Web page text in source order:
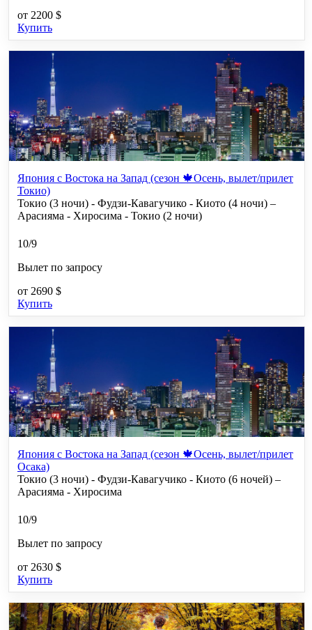
от 2200 $
Купить
Япония с Востока на Запад (сезон 🍁Осень, вылет/прилет
Токио)
Токио (3 ночи) - Фудзи-Кавагучико - Киото (4 ночи) –
Арасияма - Хиросима - Токио (2 ночи)
10/9
Вылет по запросу
от 2690 $
Купить
Япония с Востока на Запад (сезон 🍁Осень, вылет/прилет
Осака)
Токио (3 ночи) - Фудзи-Кавагучико - Киото (6 ночей) –
Арасияма - Хиросима
10/9
Вылет по запросу
от 2630 $
Купить